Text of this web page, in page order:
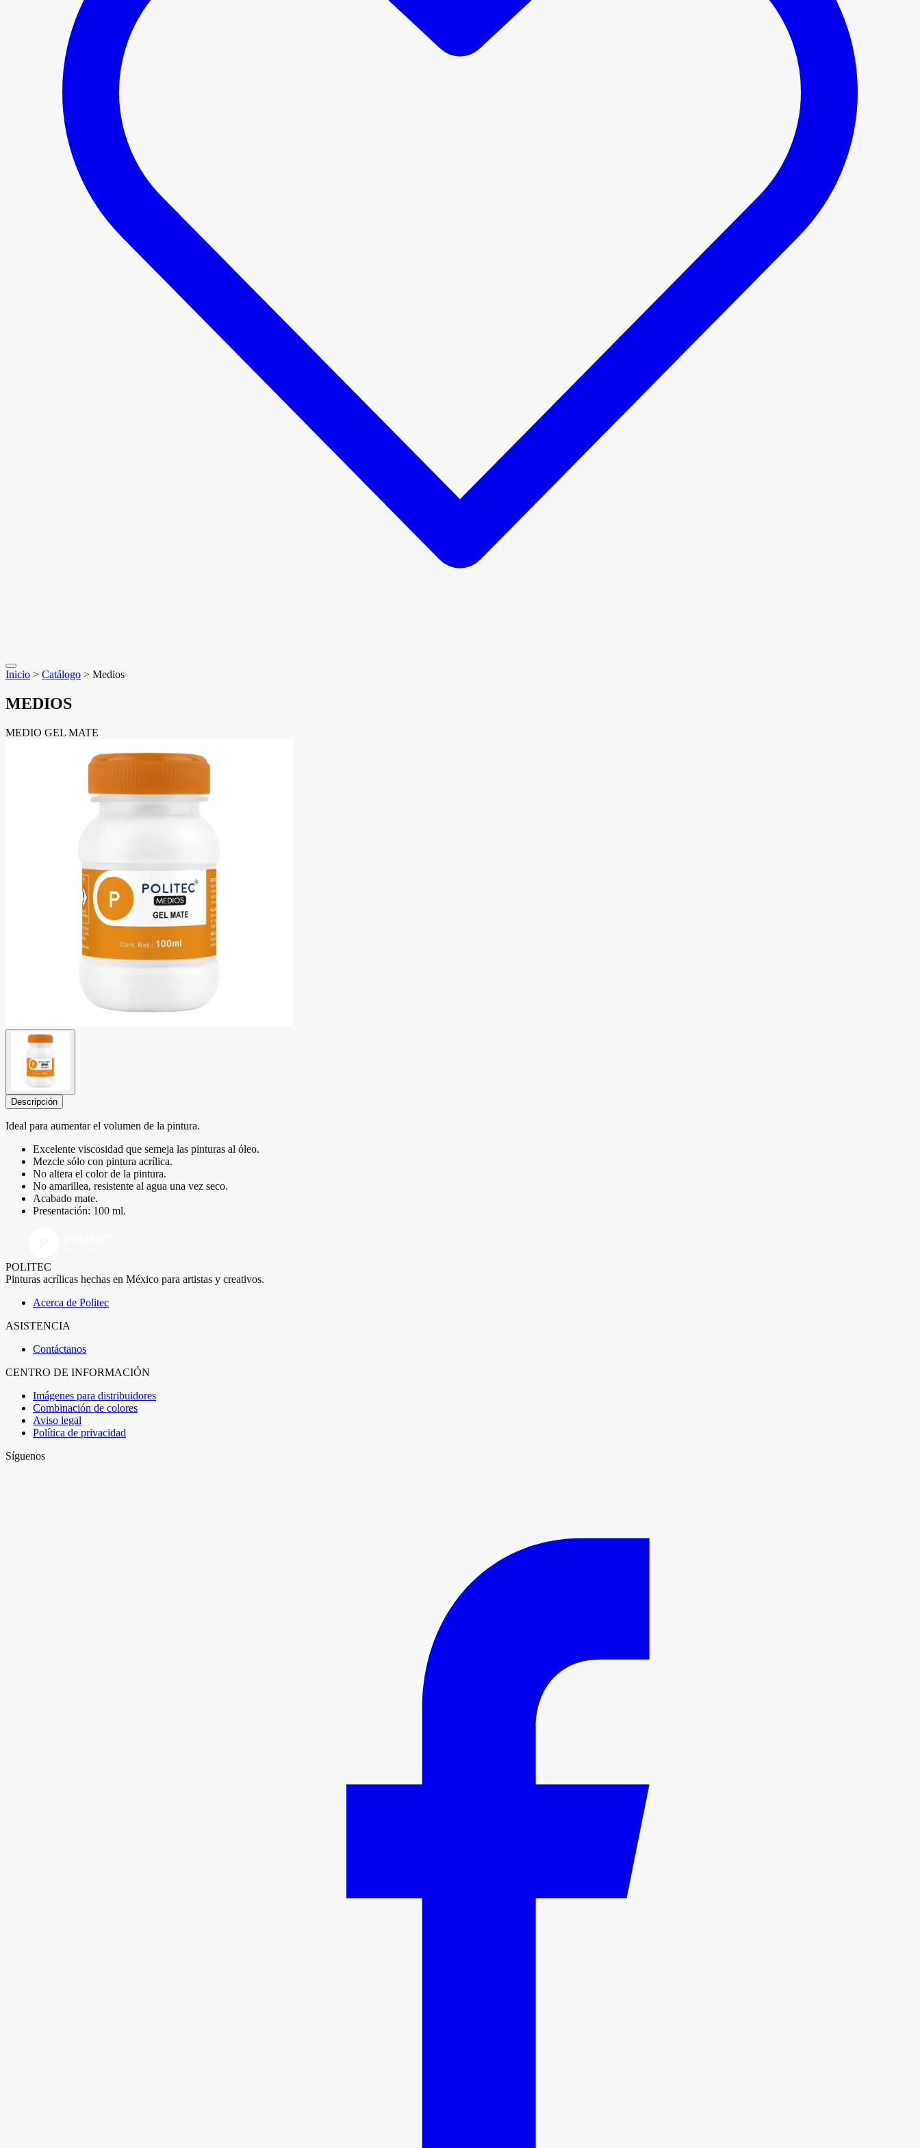
Inicio > Catálogo > Medios
MEDIOS
MEDIO GEL MATE
Descripción
Ideal para aumentar el volumen de la pintura.
Excelente viscosidad que semeja las pinturas al óleo.
Mezcle sólo con pintura acrílica.
No altera el color de la pintura.
No amarillea, resistente al agua una vez seco.
Acabado mate.
Presentación: 100 ml.
POLITEC
Pinturas acrílicas hechas en México para artistas y creativos.
Acerca de Politec
ASISTENCIA
Contáctanos
CENTRO DE INFORMACIÓN
Imágenes para distribuidores
Combinación de colores
Aviso legal
Política de privacidad
Síguenos